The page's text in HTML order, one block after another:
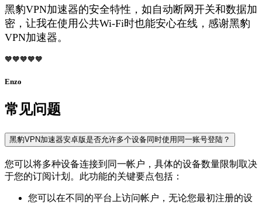
黑豹VPN加速器的安全特性，如自动断网开关和数据加
密，让我在使用公共Wi-Fi时也能安心在线，感谢黑豹
VPN加速器。
🧡🧡🧡🧡🧡
Enzo
常见问题
黑豹VPN加速器安卓版是否允许多个设备同时使用同一账号登陆？
您可以将多种设备连接到同一帐户，具体的设备数量限制取决
于您的订阅计划。此功能的关键要点包括：
您可以在不同的平台上访问帐户，无论您最初注册的设